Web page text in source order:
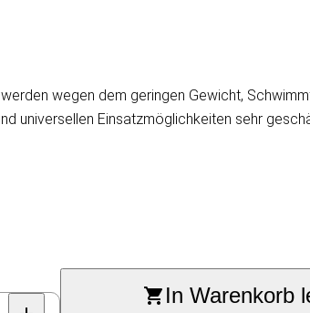
wegen dem geringen Gewicht,
universellen Einsatzmöglichkeiten sehr
In Warenkorb